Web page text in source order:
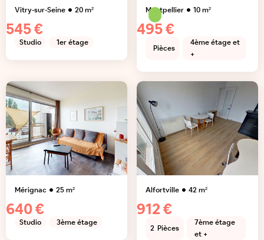
Vitry-sur-Seine 20m²
545 €
Studio 1er étage
Montpellier 10m²
495 €
Pièces
4ème étage et
+
Mérignac 25m²
640 €
Studio 3ème étage
Alfortville 42m²
912 €
2 Pièces
7ème étage
et +